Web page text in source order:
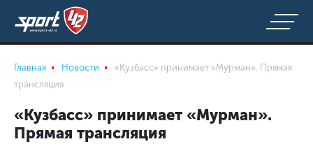
Главная Новости
«Кузбасс» принимает «Мурман». Прямая
трансляция
«Кузбасс» принимает «Мурман».
Прямая трансляция